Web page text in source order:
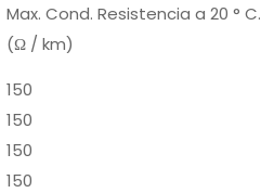
Max. Cond. Resistencia a 20 ° C.
(Ω / km)
150
150
150
150